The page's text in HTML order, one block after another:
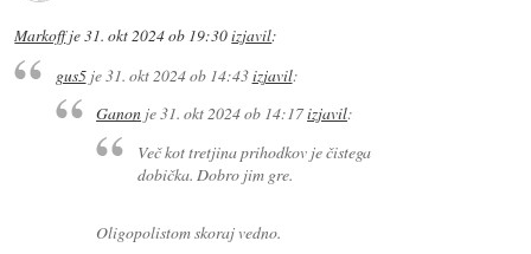
Markoffje31. okt 2024 ob 19:30izjavil:
gus5je31. okt 2024 ob 14:43izjavil:
Ganon je31. okt 2024 ob 14:17izjavil:
Več kot tretjina prihodkov je čistega
dobička. Dobro jim gre.
Oligopolistom skoraj vedno.